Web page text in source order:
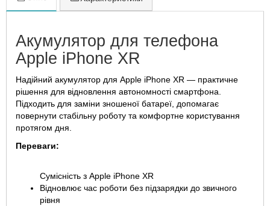
Акумулятор для телефона
Apple iPhone XR
Надійний акумулятор для Apple iPhone XR — практичне
рішення для відновлення автономності смартфона.
Підходить для заміни зношеної батареї, допомагає
повернути стабільну роботу та комфортне користування
протягом дня.
Переваги:
Сумісність з Apple iPhone XR
Відновлює час роботи без підзарядки до звичного
рівня